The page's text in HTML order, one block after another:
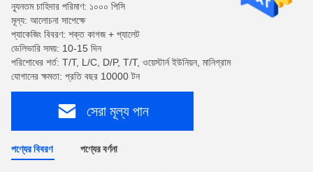
ন্যূনতম চাহিদার পরিমাণ: ১০০০ পিসি
মূল্য: আলোচনা সাপেক্ষে
প্যাকেজিং বিবরণ: শক্ত কাগজ + প্যালেট
ডেলিভারি সময়: 10-15 দিন
পরিশোধের শর্ত: T/T, L/C, D/P, T/T, ওয়েস্টার্ন ইউনিয়ন, মানিগ্রাম
যোগানের ক্ষমতা: প্রতি বছর 10000 টন
সেরা মূল্য পান
পণ্যের বিবরণ পণ্যের বর্ণনা